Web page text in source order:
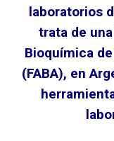
laboratorios
trata de
Bioquímica
(FABA), en